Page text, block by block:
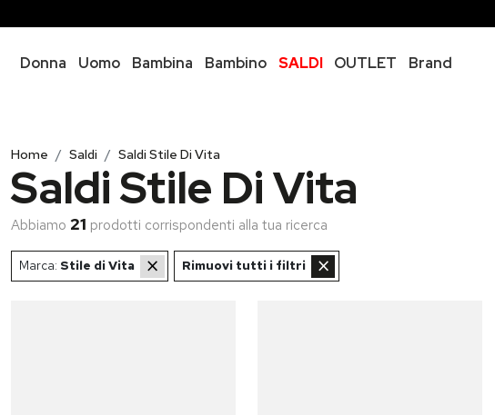
Donna Uomo Bambina Bambino SALDI OUTLET
Brand
Home Saldi Saldi Stile Di Vita
Saldi Stile Di Vita
Abbiamo 21 prodotti corrispondenti alla tua ricerca
Marca: Stile di Vita × Rimuovi tutti i filtri ×